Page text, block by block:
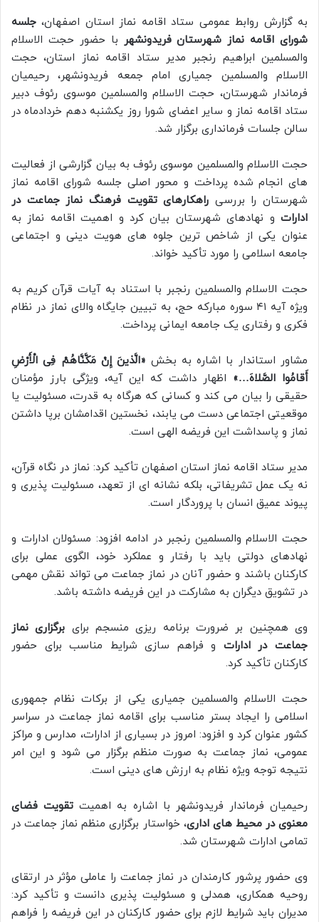
به گزارش روابط عمومی ستاد اقامه نماز استان اصفهان، جلسه
شورای اقامه نماز شهرستان فریدونشهر با حضور حجت الاسلام
والمسلمین ابراهیم رنجبر مدیر ستاد اقامه نماز استان، حجت
الاسلام والمسلمین جمیاری امام جمعه فریدونشهر، رحیمیان
فرماندار شهرستان، حجت الاسلام والمسلمین موسوی رئوف دبیر
ستاد اقامه نماز و سایر اعضای شورا روز یکشنبه دهم خردادماه در
سالن جلسات فرمانداری برگزار شد.
حجت الاسلام والمسلمین موسوی رئوف به بیان گزارشی از فعالیت
های انجام شده پرداخت و محور اصلی جلسه شورای اقامه نماز
شهرستان را بررسی راهکارهای تقویت فرهنگ نماز جماعت در
ادارات و نهادهای شهرستان بیان کرد و اهمیت اقامه نماز به
عنوان یکی از شاخص ترین جلوه های هویت دینی و اجتماعی
جامعه اسلامی را مورد تأکید خواند.
حجت الاسلام والمسلمین رنجبر با استناد به آیات قرآن کریم به
ویژه آیه ۴۱ سوره مبارکه حج، به تبیین جایگاه والای نماز در نظام
فکری و رفتاری یک جامعه ایمانی پرداخت.
مشاور استاندار با اشاره به بخش «الَّذینَ إِنْ مَکَّنَّاهُمْ فِی الْأَرْضِ
أَقامُوا الصَّلاهَ…» اظهار داشت که این آیه، ویژگی بارز مؤمنان
حقیقی را بیان می کند و کسانی که هرگاه به قدرت، مسئولیت یا
موقعیتی اجتماعی دست می یابند، نخستین اقدامشان برپا داشتن
نماز و پاسداشت این فریضه الهی است.
مدیر ستاد اقامه نماز استان اصفهان تأکید کرد: نماز در نگاه قرآن،
نه یک عمل تشریفاتی، بلکه نشانه ای از تعهد، مسئولیت پذیری و
پیوند عمیق انسان با پروردگار است.
حجت الاسلام والمسلمین رنجبر در ادامه افزود: مسئولان ادارات و
نهادهای دولتی باید با رفتار و عملکرد خود، الگوی عملی برای
کارکنان باشند و حضور آنان در نماز جماعت می تواند نقش مهمی
در تشویق دیگران به مشارکت در این فریضه داشته باشد.
وی همچنین بر ضرورت برنامه ریزی منسجم برای برگزاری نماز
جماعت در ادارات و فراهم سازی شرایط مناسب برای حضور
کارکنان تأکید کرد.
حجت الاسلام والمسلمین جمیاری یکی از برکات نظام جمهوری
اسلامی را ایجاد بستر مناسب برای اقامه نماز جماعت در سراسر
کشور عنوان کرد و افزود: امروز در بسیاری از ادارات، مدارس و مراکز
عمومی، نماز جماعت به صورت منظم برگزار می شود و این امر
نتیجه توجه ویژه نظام به ارزش های دینی است.
رحیمیان فرماندار فریدونشهر با اشاره به اهمیتتقویت فضای
معنوی در محیط های اداری، خواستار برگزاری منظم نماز جماعت در
تمامی ادارات شهرستان شد.
وی حضور پرشور کارمندان در نماز جماعت را عاملی مؤثر در ارتقای
روحیه همکاری، همدلی و مسئولیت پذیری دانست و تأکید کرد:
مدیران باید شرایط لازم برای حضور کارکنان در این فریضه را فراهم